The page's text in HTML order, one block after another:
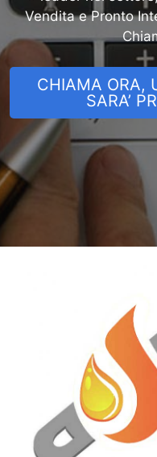
Vendita e Pronto
CHIAMA ORA,
SARA’